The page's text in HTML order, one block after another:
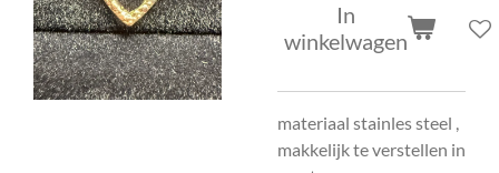
In
winkelwagen
materiaal stainles steel ,
makkelijk te verstellen in